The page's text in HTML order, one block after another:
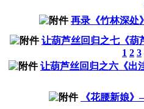
再录《竹林深处
让葫芦丝回归之七《
1 2 3
让葫芦丝回归之六《出
《花腰新娘